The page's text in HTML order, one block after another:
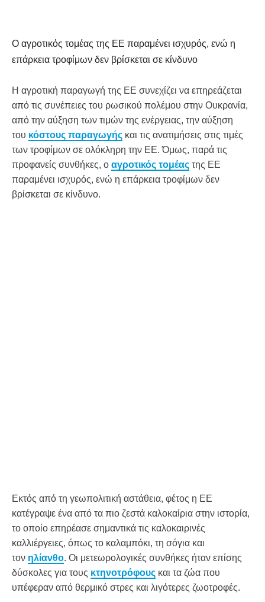
Ο αγροτικός τομέας της ΕΕ παραμένει ισχυρός, ενώ η
επάρκεια τροφίμων δεν βρίσκεται σε κίνδυνο
Η αγροτική παραγωγή της ΕΕ συνεχίζει να επηρεάζεται
από τις συνέπειες του ρωσικού πολέμου στην Ουκρανία,
από την αύξηση των τιμών της ενέργειας, την αύξηση
του κόστους παραγωγής και τις ανατιμήσεις στις τιμές
των τροφίμων σε ολόκληρη την ΕΕ. Όμως, παρά τις
προφανείς συνθήκες, ο αγροτικός τομέας της ΕΕ
παραμένει ισχυρός, ενώ η επάρκεια τροφίμων δεν
βρίσκεται σε κίνδυνο.
Εκτός από τη γεωπολιτική αστάθεια, φέτος η ΕΕ
κατέγραψε ένα από τα πιο ζεστά καλοκαίρια στην ιστορία,
το οποίο επηρέασε σημαντικά τις καλοκαιρινές
καλλιέργειες, όπως το καλαμπόκι, τη σόγια και
τον ηλίανθο. Οι μετεωρολογικές συνθήκες ήταν επίσης
δύσκολες για τους κτηνοτρόφους και τα ζώα που
υπέφεραν από θερμικό στρες και λιγότερες ζωοτροφές.